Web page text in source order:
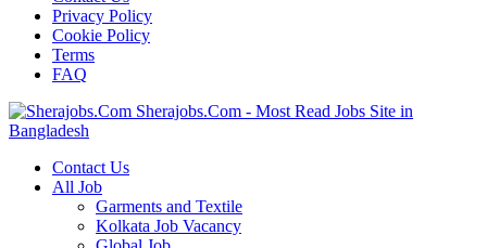
Privacy Policy
Cookie Policy
Terms
FAQ
Sherajobs.Com - Most Read Jobs Site in
Bangladesh
Contact Us
All Job
Garments and Textile
Kolkata Job Vacancy